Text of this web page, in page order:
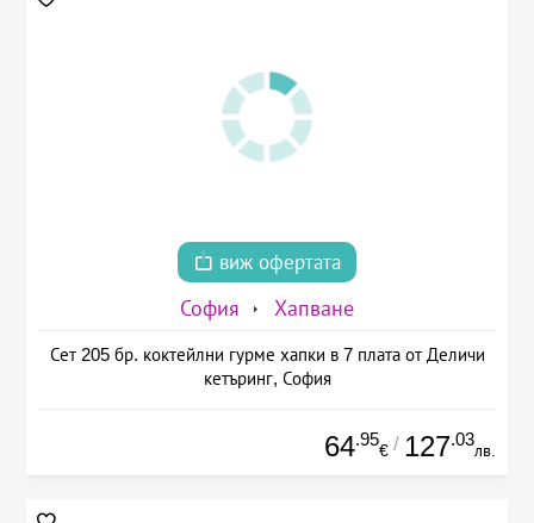
виж офертата
София Хапване
Сет 205 бр. коктейлни гурме хапки в 7 плата от Деличи
кетъринг, София
64.95
€ / 127.03
лв.